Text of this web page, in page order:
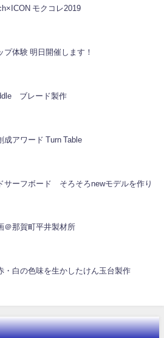
モクコレ2019
プ体験 明日開催します！
ブレード製作
成アワード Turn Table
サーフボード そろそろnewモデルを作り
＠那賀町平井製材所
・白の色味を生かしたけん玉台製作